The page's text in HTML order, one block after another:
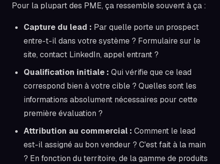
Pour la plupart des PME, ça ressemble souvent à ça :
Capture du lead : Par quelle porte un prospect
entre-t-il dans votre système ? Formulaire sur le
site, contact LinkedIn, appel entrant ?
Qualification initiale : Qui vérifie que ce lead
correspond bien à votre cible ? Quelles sont les
informations absolument nécessaires pour cette
première évaluation ?
Attribution au commercial : Comment le lead
est-il assigné au bon vendeur ? C'est fait à la main
? En fonction du territoire, de la gamme de produits